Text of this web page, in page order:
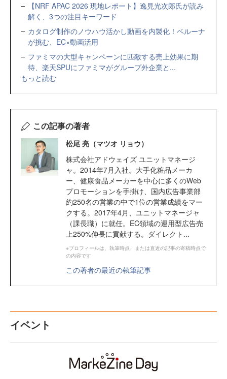
【NRF APAC 2026 現地レポート】逸見光次郎氏が読み
解く、3つの注目キーワード
カタログ制作のノウハウ活かし動画を内製化！ベルーナ
が挑む、EC×動画活用
ファミマの大型キャンペーンに匹敵する売上効果に期
待、楽天SPUにファミマがグループ外企業と...
もっと読む
この記事の著者
松尾 亮（マツオ リョウ）
株式会社アドウェイズ ユニットマネージ
ャ。2014年7月入社。大手化粧品メーカ
ー、健康食品メーカーを中心に多くのWeb
プロモーションを手掛け、国内広告事業部
約250名の営業の中で1位の営業成績をマー
クする。2017年4月、ユニットマネージャ
（課長職）に就任。EC領域の運用型広告売
上250%伸長に貢献する。ダイレクト...
※プロフィールは、執筆時点、または直近の記事の寄稿時点で
の内容です
この著者の最近の執筆記事
イベント